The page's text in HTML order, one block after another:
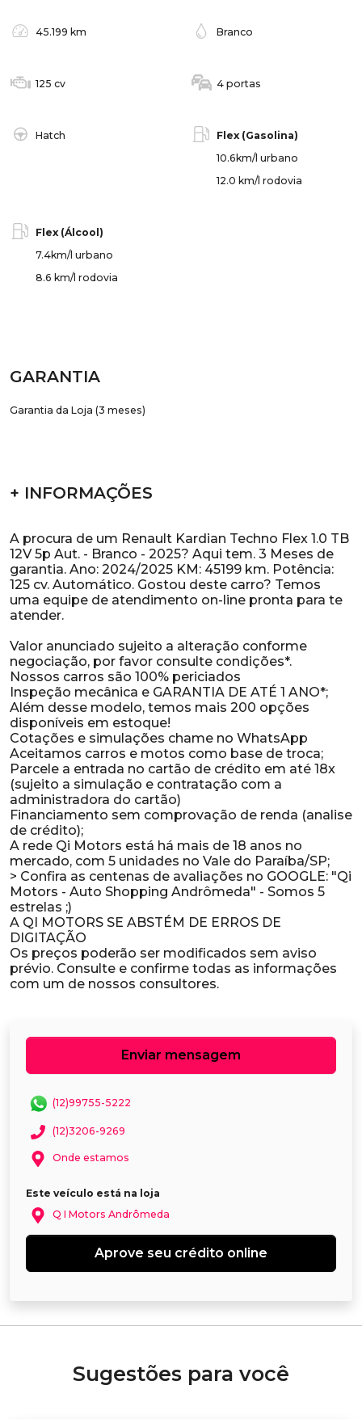
45.199 km Branco
125 cv 4 portas
Hatch
Flex (Gasolina)
10.6km/l urbano
12.0 km/l rodovia
Flex (Álcool)
7.4km/l urbano
8.6 km/l rodovia
GARANTIA
Garantia da Loja (3 meses)
+ INFORMAÇÕES
A procura de um Renault Kardian Techno Flex 1.0 TB
12V 5p Aut. - Branco - 2025? Aqui tem. 3 Meses de
garantia. Ano: 2024/2025 KM: 45199 km. Potência:
125 cv. Automático. Gostou deste carro? Temos
uma equipe de atendimento on-line pronta para te
atender.
Valor anunciado sujeito a alteração conforme
negociação, por favor consulte condições*.
Nossos carros são 100% periciados
Inspeção mecânica e GARANTIA DE ATÉ 1 ANO*;
Além desse modelo, temos mais 200 opções
disponíveis em estoque!
Cotações e simulações chame no WhatsApp
Aceitamos carros e motos como base de troca;
Parcele a entrada no cartão de crédito em até 18x
(sujeito a simulação e contratação com a
administradora do cartão)
Financiamento sem comprovação de renda (analise
de crédito);
A rede Qi Motors está há mais de 18 anos no
mercado, com 5 unidades no Vale do Paraíba/SP;
> Confira as centenas de avaliações no GOOGLE: "Qi
Motors - Auto Shopping Andrômeda" - Somos 5
estrelas ;)
A QI MOTORS SE ABSTÉM DE ERROS DE
DIGITAÇÃO
Os preços poderão ser modificados sem aviso
prévio. Consulte e confirme todas as informações
Enviar mensagem
(12)99755-5222
(12)3206-9269
Onde estamos
Este veículo está na loja
Q I Motors Andrômeda
Aprove seu crédito online
Sugestões para você